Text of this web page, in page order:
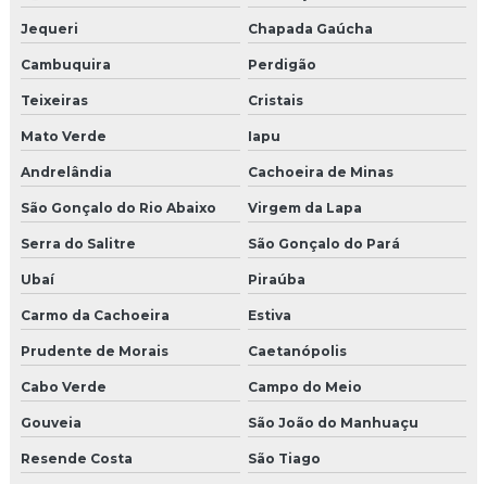
Jequeri Chapada Gaúcha
Cambuquira Perdigão
Teixeiras Cristais
Mato Verde Iapu
Andrelândia Cachoeira de Minas
São Gonçalo do Rio Abaixo Virgem da Lapa
Serra do Salitre São Gonçalo do Pará
Ubaí Piraúba
Carmo da Cachoeira Estiva
Prudente de Morais Caetanópolis
Cabo Verde Campo do Meio
Gouveia São João do Manhuaçu
Resende Costa São Tiago